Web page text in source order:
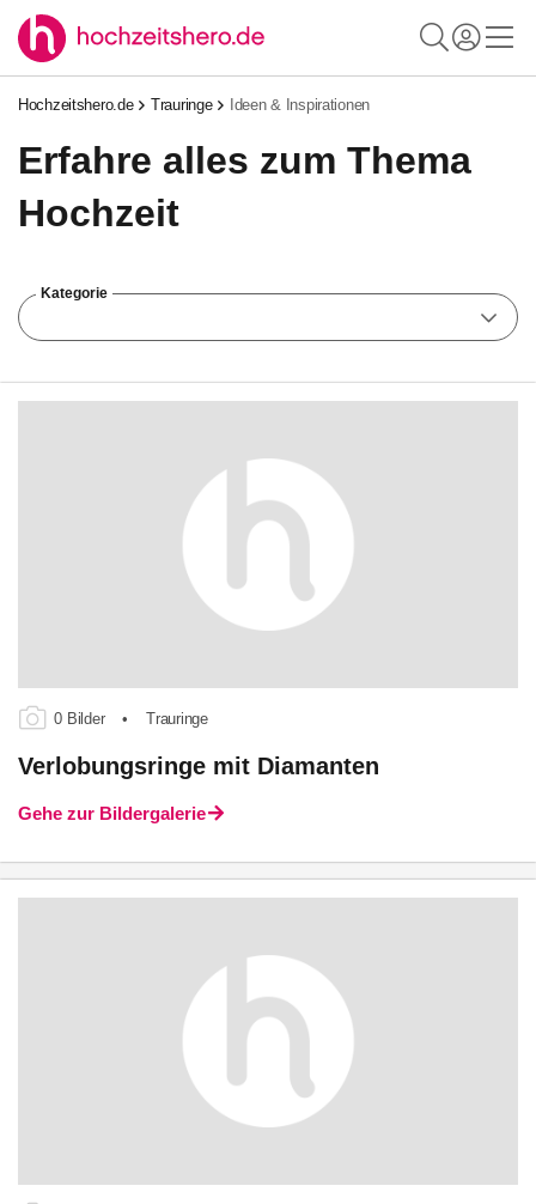
Hochzeitshero.de Trauringe Ideen & Inspirationen
Erfahre alles zum Thema
Hochzeit
Kategorie
0 Bilder • Trauringe
Verlobungsringe mit Diamanten
Gehe zur Bildergalerie